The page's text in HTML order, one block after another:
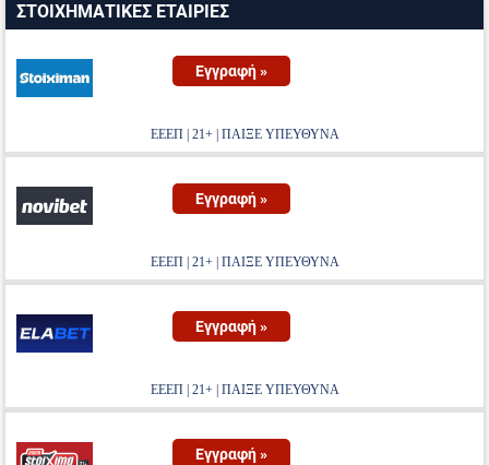
ΣΤΟΙΧΗΜΑΤΙΚΕΣ ΕΤΑΙΡΙΕΣ
Εγγραφή »
ΕΕΕΠ | 21+ | ΠΑΙΞΕ ΥΠΕΥΘΥΝΑ
Εγγραφή »
ΕΕΕΠ | 21+ | ΠΑΙΞΕ ΥΠΕΥΘΥΝΑ
Εγγραφή »
ΕΕΕΠ | 21+ | ΠΑΙΞΕ ΥΠΕΥΘΥΝΑ
Εγγραφή »